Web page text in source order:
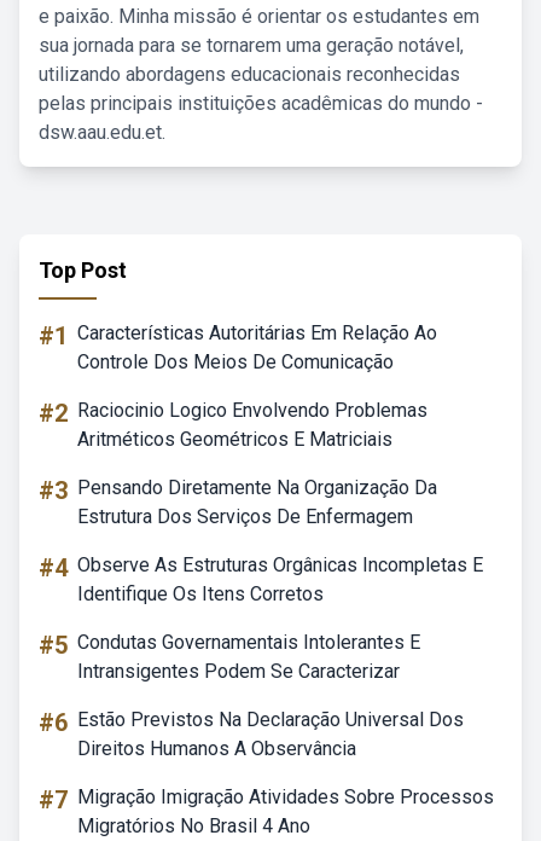
e paixão. Minha missão é orientar os estudantes em
sua jornada para se tornarem uma geração notável,
utilizando abordagens educacionais reconhecidas
pelas principais instituições acadêmicas do mundo -
dsw.aau.edu.et.
Top Post
#1 Características Autoritárias Em Relação Ao
Controle Dos Meios De Comunicação
#2 Raciocinio Logico Envolvendo Problemas
Aritméticos Geométricos E Matriciais
#3 Pensando Diretamente Na Organização Da
Estrutura Dos Serviços De Enfermagem
#4 Observe As Estruturas Orgânicas Incompletas E
Identifique Os Itens Corretos
#5 Condutas Governamentais Intolerantes E
Intransigentes Podem Se Caracterizar
#6 Estão Previstos Na Declaração Universal Dos
Direitos Humanos A Observância
#7 Migração Imigração Atividades Sobre Processos
Migratórios No Brasil 4 Ano